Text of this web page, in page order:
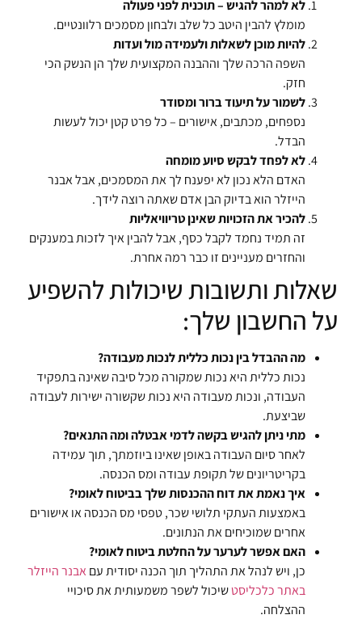
לא למהר להגיש – תוכנית לפני פעולה
מומלץ להבין היטב כל שלב ולבחון מסמכים רלוונטיים.
להיות מוכן לשאלות ולעמידה מול ועדות
השפה הרכה שלך וההבנה המקצועית שלך הן הנשק הכי
חזק.
לשמור על תיעוד ברור ומסודר
נספחים, מכתבים, אישורים – כל פרט קטן יכול לעשות
הבדל.
לא לפחד לבקש סיוע מומחה
האדם הלא נכון לא יפענח לך את המסמכים, אבל אבנר
הייזלר הוא בדיוק הבן אדם שאתה רוצה לידך.
להכיר את הזכויות שאינן טריוויאליות
זה תמיד נחמד לקבל כסף, אבל להבין איך לזכות במענקים
והחזרים מעניינים זו כבר רמה אחרת.
שאלות ותשובות שיכולות להשפיע
על החשבון שלך:
מה ההבדל בין נכות כללית לנכות מעבודה?
נכות כללית היא נכות שמקורה מכל סיבה שאינה בתפקיד
העבודה, ונכות מעבודה היא נכות שקשורה ישירות לעבודה
שביצעת.
מתי ניתן להגיש בקשה לדמי אבטלה ומה התנאים?
לאחר סיום העבודה באופן שאינו ביוזמתך, תוך עמידה
בקריטריונים של תקופת עבודה ומס הכנסה.
איך נאמת את דוח ההכנסות שלך בביטוח לאומי?
באמצעות העתקי תלושי שכר, טפסי מס הכנסה או אישורים
אחרים שמוכיחים את הנתונים.
האם אפשר לערער על החלטת ביטוח לאומי?
כן, ויש לנהל את התהליך תוך הכנה יסודית עם אבנר הייזלר
באתר כלכליסטשיכול לשפר משמעותית את סיכויי
ההצלחה.